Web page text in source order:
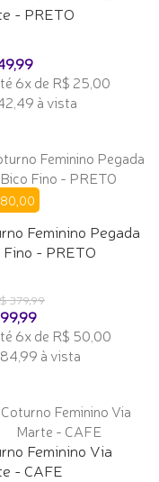
- PRETO
6x de R$ 25,00
à vista
Feminino Pegada
Fino - PRETO
379,99
6x de R$ 50,00
à vista
Feminino Via
- CAFE